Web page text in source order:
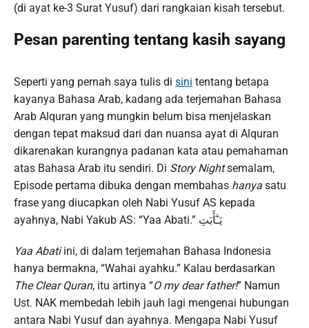
(di ayat ke-3 Surat Yusuf) dari rangkaian kisah tersebut.
Pesan parenting tentang kasih sayang
Seperti yang pernah saya tulis di sini tentang betapa
kayanya Bahasa Arab, kadang ada terjemahan Bahasa
Arab Alquran yang mungkin belum bisa menjelaskan
dengan tepat maksud dari dan nuansa ayat di Alquran
dikarenakan kurangnya padanan kata atau pemahaman
atas Bahasa Arab itu sendiri. Di Story Nightsemalam,
Episode pertama dibuka dengan membahas hanya satu
frase yang diucapkan oleh Nabi Yusuf AS kepada
ayahnya, Nabi Yakub AS: “Yaa Abati.” يَـٰٓأَبَتِ
Yaa Abatiini, di dalam terjemahan Bahasa Indonesia
hanya bermakna, “Wahai ayahku.” Kalau berdasarkan
The Clear Quran, itu artinya “O my dear father!” Namun
Ust. NAK membedah lebih jauh lagi mengenai hubungan
antara Nabi Yusuf dan ayahnya. Mengapa Nabi Yusuf